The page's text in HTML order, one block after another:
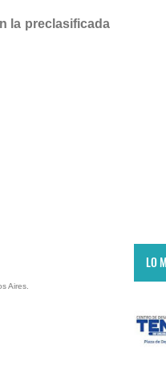
la preclasificada
Aires.
LO